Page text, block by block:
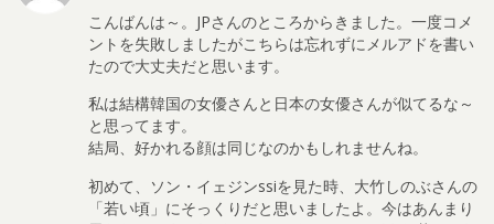
こんばんは～。JPさんのところからきました。一度コメ
ントを失敗しましたがこちらは忘れずにメルアドを書い
たので大丈夫だと思います。
私は結構韓国の女優さんと日本の女優さんが似てるな～
と思ってます。
結局、好かれる顔は同じなのかもしれませんね。
初めて、ソン・イェジンssiを見た時、大竹しのぶさんの
「若い頃」にそっくりだと思いましたよ。今はあんまり